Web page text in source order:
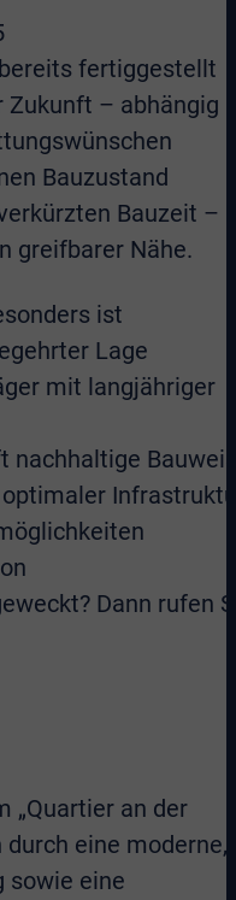
fertiggestellt
Zukunft – abhängig
Bauzustand
Bauzeit –
greifbarer Nähe.
ist
Lage
mit langjähriger
nachhaltige
Dann rufen
„Quartier an der
durch eine moderne,
sowie eine